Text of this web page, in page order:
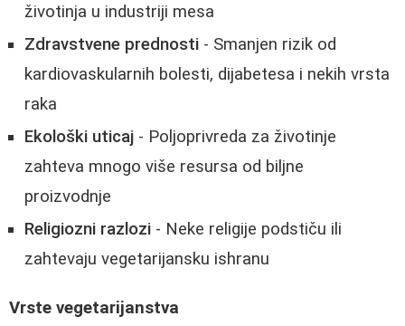
životinja u industriji mesa
Zdravstvene prednosti - Smanjen rizik od
kardiovaskularnih bolesti, dijabetesa i nekih vrsta
raka
Ekološki uticaj - Poljoprivreda za životinje
zahteva mnogo više resursa od biljne
proizvodnje
Religiozni razlozi - Neke religije podstiču ili
zahtevaju vegetarijansku ishranu
Vrste vegetarijanstva